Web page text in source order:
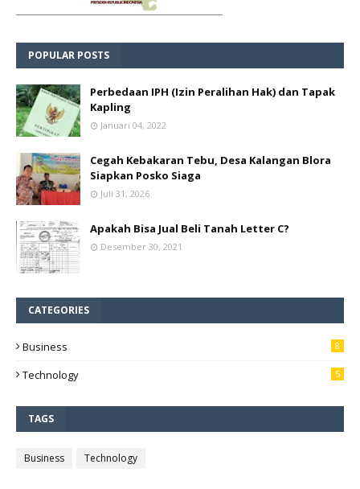
POPULAR POSTS
Perbedaan IPH (Izin Peralihan Hak) dan Tapak
Kapling
Januari 04, 2022
Cegah Kebakaran Tebu, Desa Kalangan Blora
Siapkan Posko Siaga
Juli 31, 2026
Apakah Bisa Jual Beli Tanah Letter C?
Desember 30, 2021
CATEGORIES
Business 8
Technology 5
TAGS
Business Technology